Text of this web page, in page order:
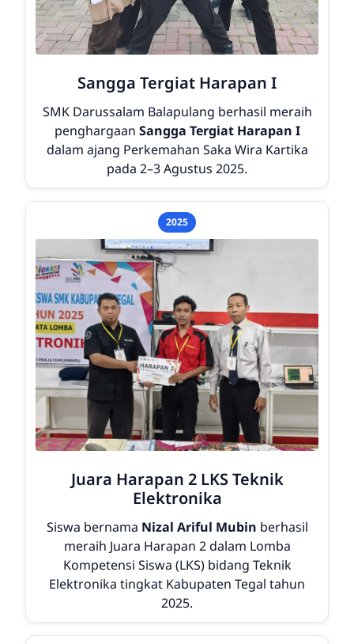
Sangga Tergiat Harapan I
SMK Darussalam Balapulang berhasil meraih
penghargaan Sangga Tergiat Harapan I
dalam ajang Perkemahan Saka Wira Kartika
pada 2–3 Agustus 2025.
2025
Juara Harapan 2 LKS Teknik
Elektronika
Siswa bernama Nizal Ariful Mubin berhasil
meraih Juara Harapan 2dalam Lomba
Kompetensi Siswa (LKS) bidang Teknik
Elektronika tingkat Kabupaten Tegal tahun
2025.